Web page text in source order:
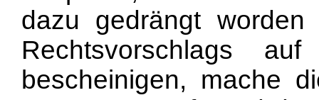
dazu gedrängt
Rechtsvorschlags
bescheinigen, mache